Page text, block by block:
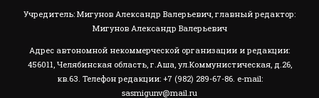
Учредитель: Мигунов Александр Валерьевич, главный редактор:
Мигунов Александр Валерьевич
Адрес автономной некоммерческой организации и редакции:
456011, Челябинская область, г.Аша, ул.Коммунистическая, д.26,
кв.63. Телефон редакции: +7 (982) 289-67-86. e-mail:
sasmigunv@mail.ru